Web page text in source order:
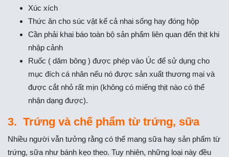
Xúc xích
Thức ăn cho súc vật kể cả nhai sống hay đóng hộp
Cần phải khai báo toàn bộ sản phẩm liên quan đến thịt khi
nhập cảnh
Ruốc ( dăm bông ) được phép vào Úc để sử dụng cho
mục đích cá nhân nếu nó được sản xuất thương mại và
được cắt nhỏ rất mịn (không có miếng thịt nào có thể
nhận dạng được).
3. Trứng và chế phẩm từ trứng, sữa
Nhiều người vẫn tưởng rằng có thể mang sữa hay sản phẩm từ
trứng, sữa như bánh kẹo theo. Tuy nhiên, những loại này đều